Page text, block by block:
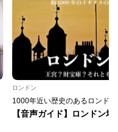
ロンドン
1000年近い歴史のあるロンド
【音声ガイド】ロンドン塔